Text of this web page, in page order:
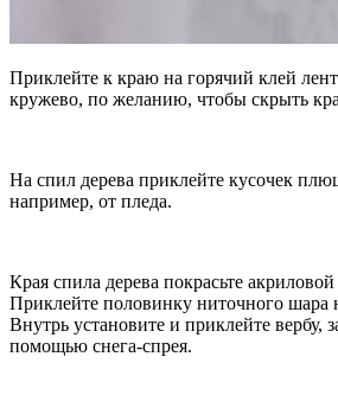
Приклейте к краю на горячий клей
кружево, по желанию, чтобы скрыть
На спил дерева приклейте кусочек
например, от пледа.
Края спила дерева покрасьте
Приклейте половинку ниточного шара
Внутрь установите и приклейте вербу,
помощью снега-спрея.